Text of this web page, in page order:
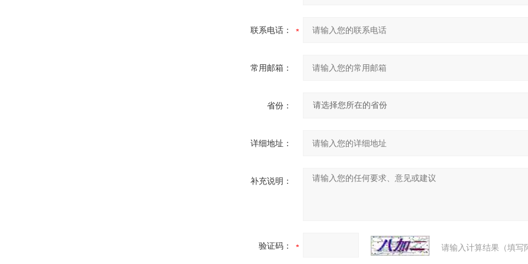
联系电话：
常用邮箱：
省份：
详细地址：
补充说明：
验证码： 请输入计算结果（填写